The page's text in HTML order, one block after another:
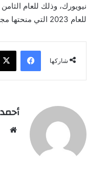
نيويورك، وذلك للعام
للعام 2023 التي منحتها مجلة ذا بانكر(
شاركها